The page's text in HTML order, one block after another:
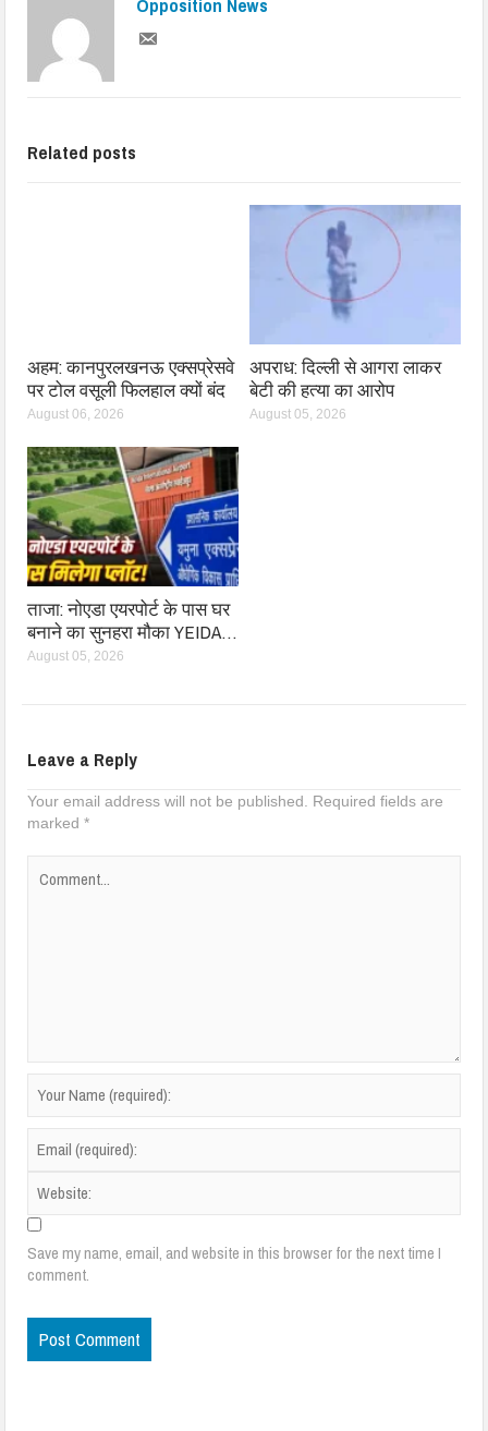
Related posts
अहम: कानपुरलखनऊ एक्सप्रेसवे
पर टोल वसूली फिलहाल क्यों बंद
August 06, 2026
अपराध: दिल्ली से आगरा लाकर
बेटी की हत्या का आरोप
August 05, 2026
ताजा: नोएडा एयरपोर्ट के पास घर
बनाने का सुनहरा मौका YEIDA…
August 05, 2026
Leave a Reply
Your email address will not be published.
Required fields are
marked*
Save my name, email, and website in this browser for the next time I
comment.